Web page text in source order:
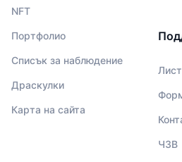
NFT
Портфолио
Списък за наблюдение
Драскулки
Карта на сайта
ЧЗВ